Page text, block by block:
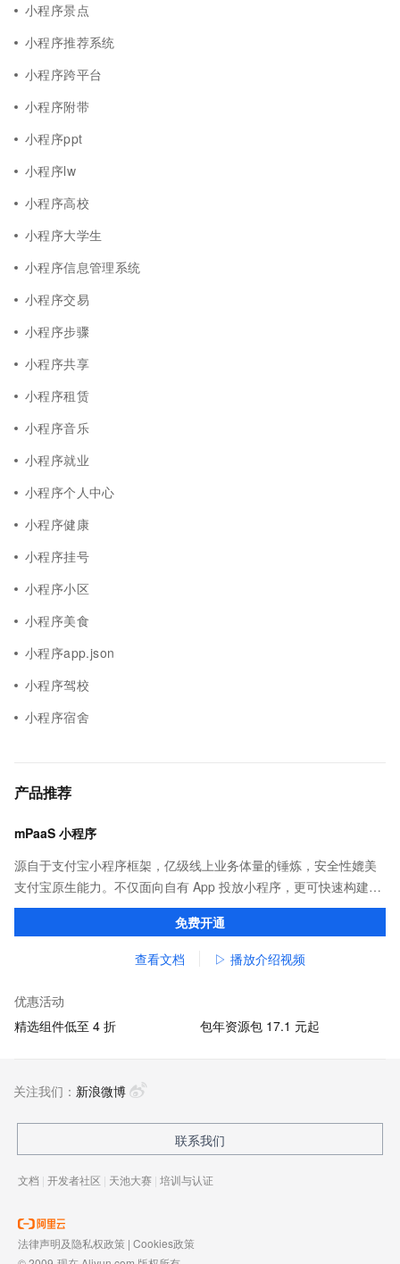
小程序景点
小程序推荐系统
小程序跨平台
小程序附带
小程序ppt
小程序lw
小程序高校
小程序大学生
小程序信息管理系统
小程序交易
小程序步骤
小程序共享
小程序租赁
小程序音乐
小程序就业
小程序个人中心
小程序健康
小程序挂号
小程序小区
小程序美食
小程序app.json
小程序驾校
小程序宿舍
产品推荐
mPaaS 小程序
源自于支付宝小程序框架，亿级线上业务体量的锤炼，安全性媲美
支付宝原生能力。不仅面向自有 App 投放小程序，更可快速构建打
包，覆盖支付宝、淘宝、钉钉等应用。
免费开通
查看文档 ▷ 播放介绍视频
优惠活动
精选组件低至 4 折
包年资源包 17.1 元起
关注我们： 新浪微博
联系我们
文档 | 开发者社区 | 天池大赛 | 培训与认证
法律声明及隐私权政策 | Cookies政策